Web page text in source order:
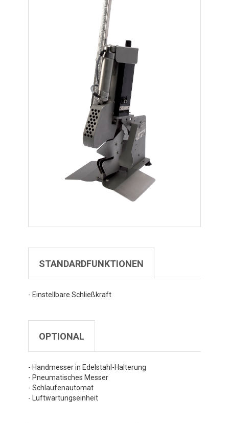
STANDARDFUNKTIONEN
- Einstellbare Schließkraft
OPTIONAL
- Handmesser in Edelstahl-Halterung
- Pneumatisches Messer
- Schlaufenautomat
- Luftwartungseinheit